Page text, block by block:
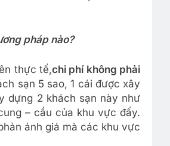
pháp nào?
thực tế,chi phí không phải
sạn 5 sao, 1 cái được xây
dựng 2 khách sạn này như
– cầu của khu vực đấy.
ánh giá mà các khu vực